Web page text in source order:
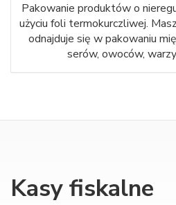
Pakowanie produktów o
użyciu foli termokurczliwej.
odnajduje się w pakowaniu
serów, owoców,
Kasy fiskalne